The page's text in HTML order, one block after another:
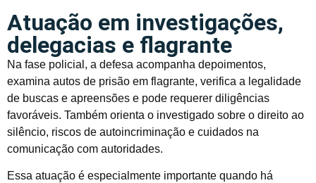
Atuação em investigações,
delegacias e flagrante
Na fase policial, a defesa acompanha depoimentos,
examina autos de prisão em flagrante, verifica a legalidade
de buscas e apreensões e pode requerer diligências
favoráveis. Também orienta o investigado sobre o direito ao
silêncio, riscos de autoincriminação e cuidados na
comunicação com autoridades.
Essa atuação é especialmente importante quando há